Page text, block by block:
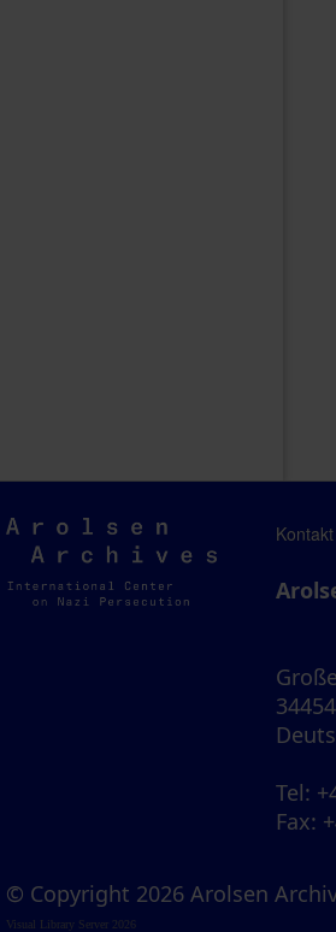
Arolsen
Archives
Kontakt
Tel:
Fax:
© Copyright 2026 Arolsen
Visual Library Server 2026